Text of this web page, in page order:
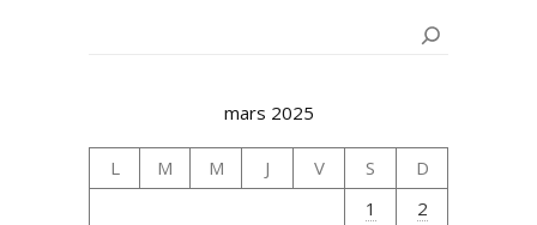
mars 2025
L M M J V S
D
1
2